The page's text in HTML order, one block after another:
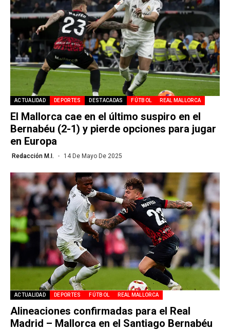
ACTUALIDAD DEPORTES DESTACADAS FÚTBOL REAL MALLORCA
El Mallorca cae en el último suspiro en el
Bernabéu (2-1) y pierde opciones para jugar
en Europa
Redacción M.I. 14 De Mayo De 2025
ACTUALIDAD DEPORTES FÚTBOL REAL MALLORCA
Alineaciones confirmadas para el Real
Madrid – Mallorca en el Santiago Bernabéu